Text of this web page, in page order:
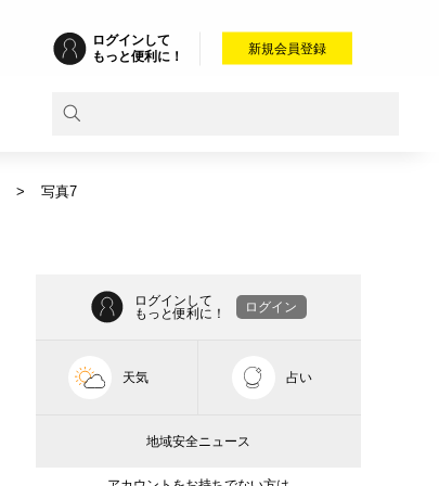
ログインして
もっと便利に！
新規会員登録
写真7
ログインして
もっと便利に！
ログイン
天気 占い
地域安全ニュース